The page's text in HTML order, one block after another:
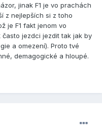
jinak F1 je vo prachách
z nejlepších si z toho
je F1 fakt jenom vo
jezdci jezdit tak jak by
a omezení). Proto tvé
demagogické a hloupé.